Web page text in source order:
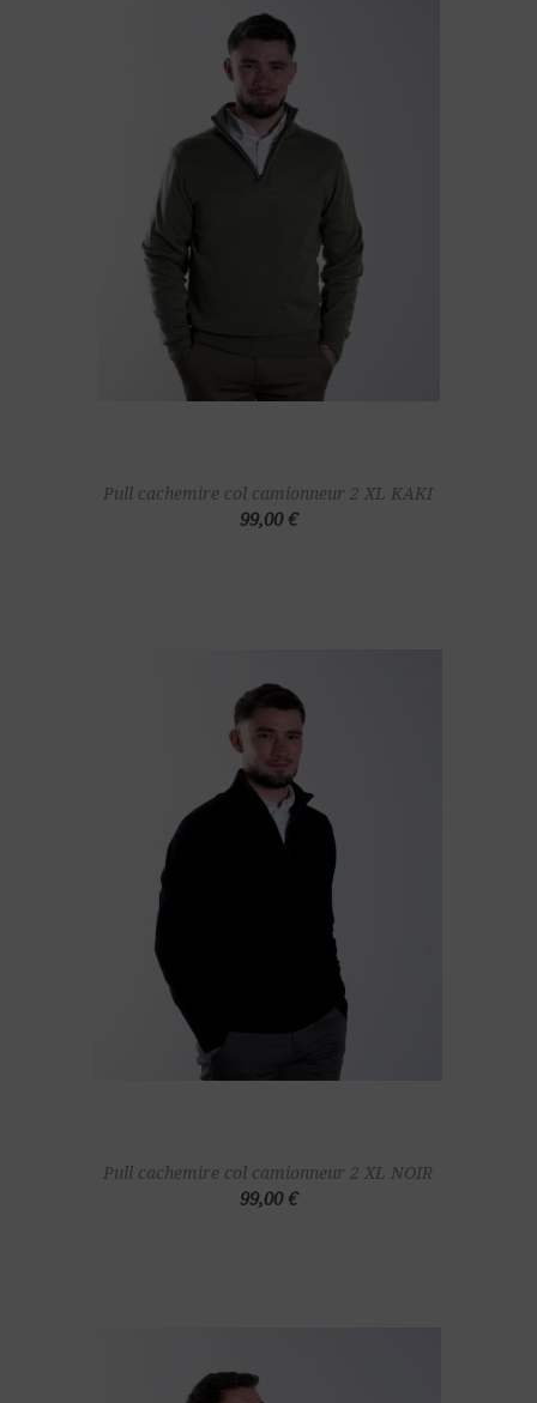
Pull cachemire col camionneur 2 XL KAKI
99,00 €
Pull cachemire col camionneur 2 XL NOIR
99,00 €